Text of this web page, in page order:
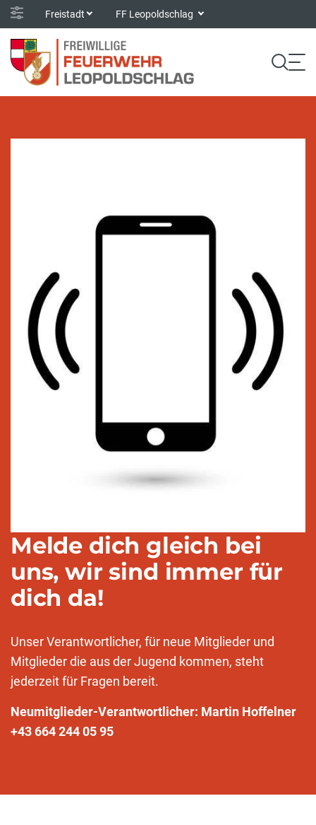
Freistadt FF Leopoldschlag
Melde dich gleich bei
uns, wir sind immer für
dich da!
Unser Verantwortlicher, für neue Mitglieder und
Mitglieder die aus der Jugend kommen, steht
jederzeit für Fragen bereit.
Neumitglieder-Verantwortlicher: Martin Hoffelner
+43 664 244 05 95